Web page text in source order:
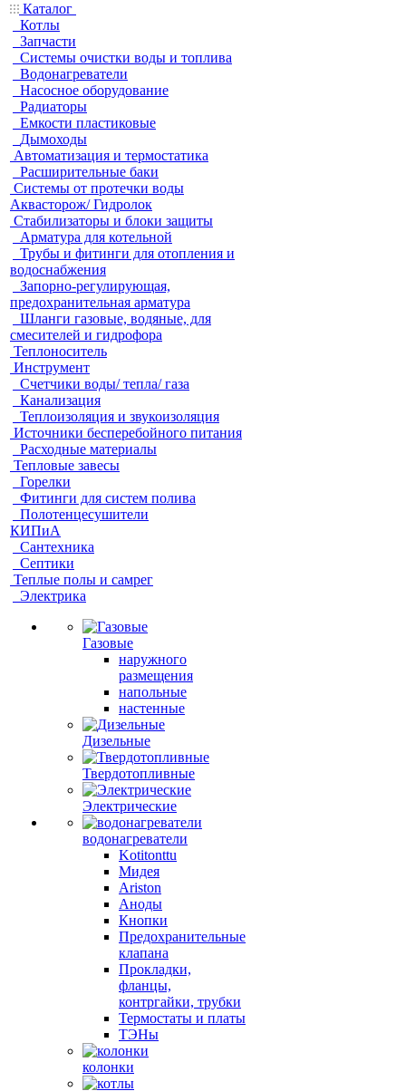
Каталог
Котлы
Запчасти
Системы очистки воды и топлива
Водонагреватели
Насосное оборудование
Радиаторы
Емкости пластиковые
Дымоходы
Автоматизация и термостатика
Расширительные баки
Системы от протечки воды
Аквасторож/ Гидролок
Стабилизаторы и блоки защиты
Арматура для котельной
Трубы и фитинги для отопления и
водоснабжения
Запорно-регулирующая,
предохранительная арматура
Шланги газовые, водяные, для
смесителей и гидрофора
Теплоноситель
Инструмент
Счетчики воды/ тепла/ газа
Канализация
Теплоизоляция и звукоизоляция
Источники бесперебойного питания
Расходные материалы
Тепловые завесы
Горелки
Фитинги для систем полива
Полотенцесушители
КИПиА
Сантехника
Септики
Теплые полы и самрег
Электрика
Газовые
наружного
размещения
напольные
настенные
Дизельные
Твердотопливные
Электрические
водонагреватели
Kotitonttu
Мидея
Ariston
Аноды
Кнопки
Предохранительные
клапана
Прокладки,
фланцы,
контргайки, трубки
Термостаты и платы
ТЭНы
колонки